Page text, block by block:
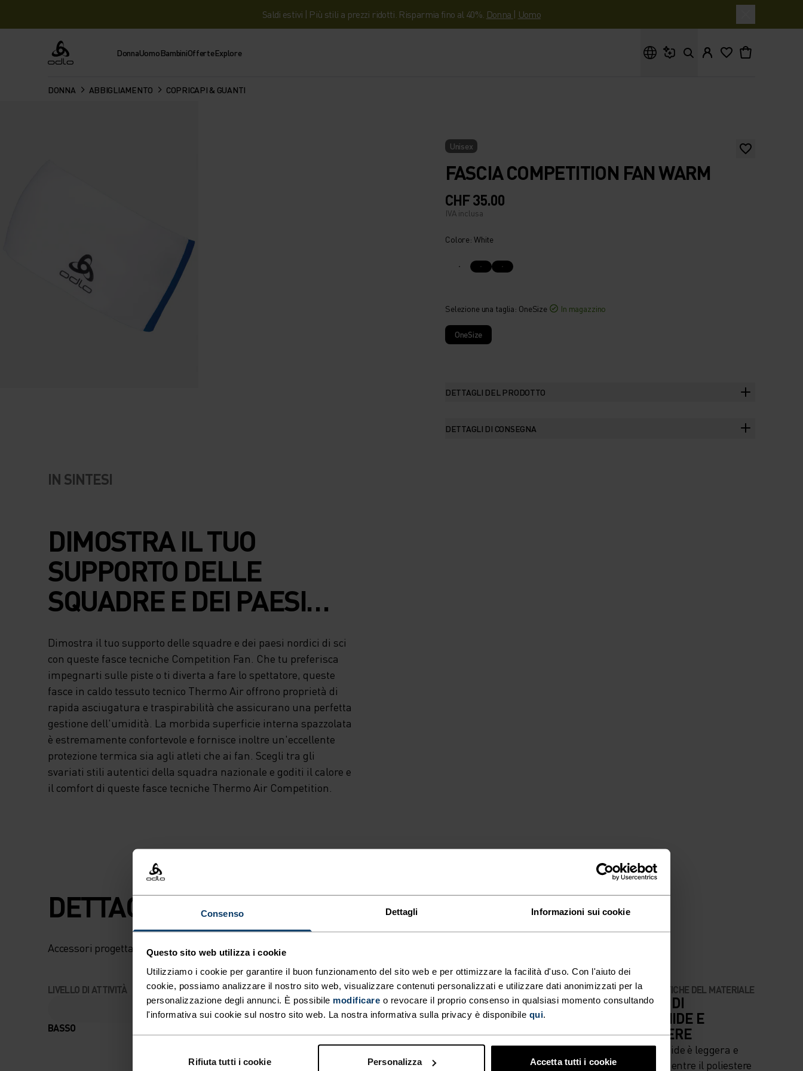
Consenso Dettagli Informazioni sui cookie
Questo sito web utilizza i cookie
Utilizziamo i cookie per garantire il buon funzionamento del sito web e per ottimizzare la facilità d'uso. Con l'aiuto dei
cookie, possiamo analizzare il nostro sito web, visualizzare contenuti personalizzati e utilizzare dati anonimizzati per la
personalizzazione degli annunci. È possibile modificare o revocare il proprio consenso in qualsiasi momento consultando
l'informativa sui cookie sul nostro sito web. La nostra informativa sulla privacy è disponibile qui.
Rifiuta tutti i cookie Personalizza Accetta tutti i cookie
Saldi estivi | Più stili a prezzi ridotti. Risparmia fino al 40%. Donna | Uomo
Odlo DonnaUomoBambiniOfferteExplore
DONNA ABBIGLIAMENTO COPRICAPI & GUANTI
Unisex
FASCIA COMPETITION FAN WARM
CHF 35.00
IVA inclusa
Colore: White
Selezione una taglia: OneSize In magazzino
OneSize
DETTAGLI DEL PRODOTTO
DETTAGLI DI CONSEGNA
IN SINTESI
DIMOSTRA IL TUO
SUPPORTO DELLE
SQUADRE E DEI PAESI
NORDICI DI SCI CON
QUESTE FASCE
TECNICHE COMPETITION
FAN. CHE TU
PREFERISCA
IMPEGNARTI SULLE
FARE LO SPETTATORE,
QUESTE FASCE IN CALDO
TESSUTO TECNICO
THERMO AIR OFFRONO
PROPRIETÀ DI RAPIDA
ASCIUGATURA E
TRASPIRABILITÀ CHE
ASSICURANO UNA
Dimostra il tuo supporto delle squadre e dei paesi nordici di sci
con queste fasce tecniche Competition Fan. Che tu preferisca
impegnarti sulle piste o ti diverta a fare lo spettatore, queste
fasce in caldo tessuto tecnico Thermo Air offrono proprietà di
rapida asciugatura e traspirabilità che assicurano una perfetta
gestione dell'umidità. La morbida superficie interna spazzolata
è estremamente confortevole e fornisce inoltre un'eccellente
protezione termica sia agli atleti che ai fan. Scegli tra gli
svariati stili autentici della squadra nazionale e goditi il calore e
il comfort di queste fasce tecniche Thermo Air Competition.
DETTAGLI CHE FANNO LA DIFFERENZA
Accessori progettati per goderti ogni avventura.
LIVELLO DI ATTIVITÀ
BASSO
TIPO DI ATTIVITÀ
QUALSIASI COSA ALTA
INTENSITÀ
Sci di fondo - Ciclismo -
Running
CARATTERISTICHE DEL MATERIALE
MISCELA DI
POLIAMMIDE E
POLIESTERE
La poliammide è leggera e
flessibile, mentre il poliestere